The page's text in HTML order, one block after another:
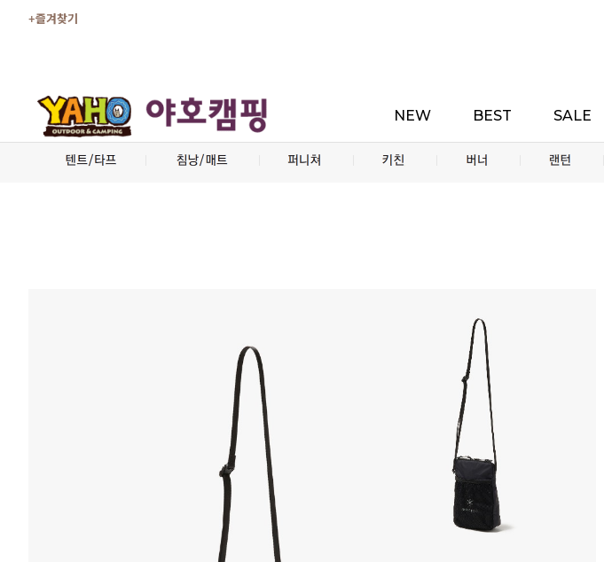
+즐겨찾기
NEW BEST SALE